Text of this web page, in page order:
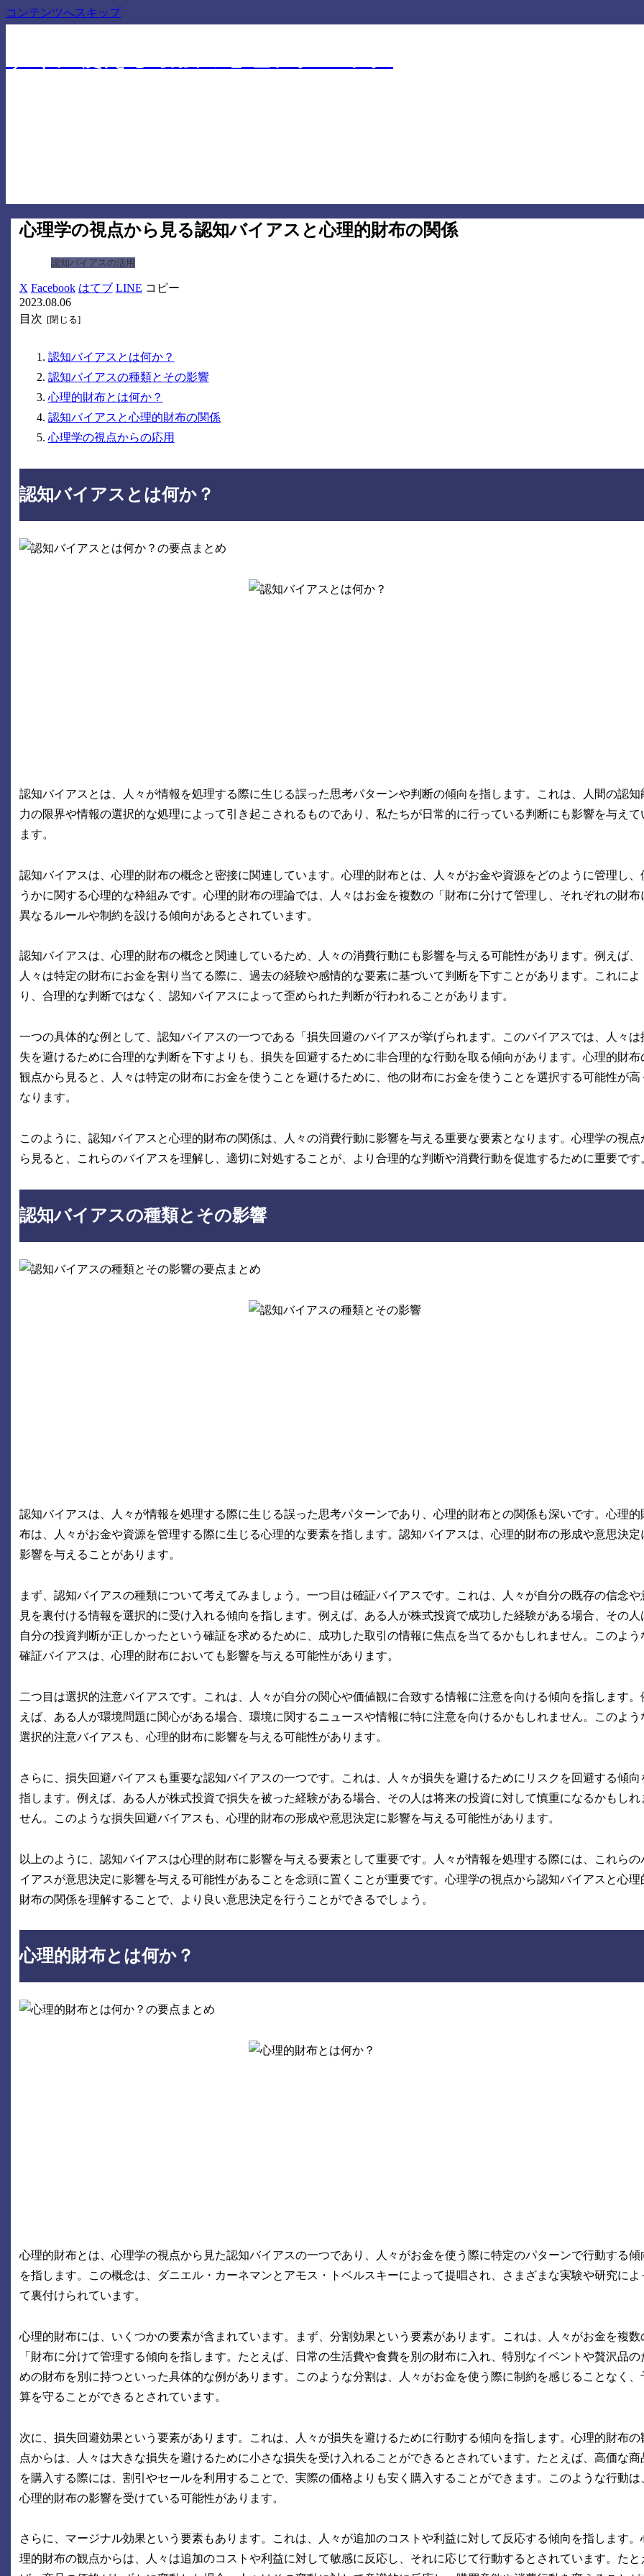
コンテンツへスキップ
心理学の視点から見る認知バイアスと心理的財布の関係
認知バイアスの活用
X Facebook はてブ LINE コピー
2023.08.06
目次
認知バイアスとは何か？
認知バイアスの種類とその影響
心理的財布とは何か？
認知バイアスと心理的財布の関係
心理学の視点からの応用
認知バイアスとは何か？
認知バイアスとは、人々が情報を処理する際に生じる誤った思考パターンや判断の傾向を指します。これは、人間の認知
力の限界や情報の選択的な処理によって引き起こされるものであり、私たちが日常的に行っている判断にも影響を与えて
ます。
認知バイアスは、心理的財布の概念と密接に関連しています。心理的財布とは、人々がお金や資源をどのように管理し、
うかに関する心理的な枠組みです。心理的財布の理論では、人々はお金を複数の「財布に分けて管理し、それぞれの財布
異なるルールや制約を設ける傾向があるとされています。
認知バイアスは、心理的財布の概念と関連しているため、人々の消費行動にも影響を与える可能性があります。例えば、
人々は特定の財布にお金を割り当てる際に、過去の経験や感情的な要素に基づいて判断を下すことがあります。これによ
り、合理的な判断ではなく、認知バイアスによって歪められた判断が行われることがあります。
一つの具体的な例として、認知バイアスの一つである「損失回避のバイアスが挙げられます。このバイアスでは、人々は
失を避けるために合理的な判断を下すよりも、損失を回避するために非合理的な行動を取る傾向があります。心理的財布
観点から見ると、人々は特定の財布にお金を使うことを避けるために、他の財布にお金を使うことを選択する可能性が高
なります。
このように、認知バイアスと心理的財布の関係は、人々の消費行動に影響を与える重要な要素となります。心理学の視点
ら見ると、これらのバイアスを理解し、適切に対処することが、より合理的な判断や消費行動を促進するために重要です
認知バイアスの種類とその影響
認知バイアスは、人々が情報を処理する際に生じる誤った思考パターンであり、心理的財布との関係も深いです。心理的
布は、人々がお金や資源を管理する際に生じる心理的な要素を指します。認知バイアスは、心理的財布の形成や意思決定
影響を与えることがあります。
まず、認知バイアスの種類について考えてみましょう。一つ目は確証バイアスです。これは、人々が自分の既存の信念や
見を裏付ける情報を選択的に受け入れる傾向を指します。例えば、ある人が株式投資で成功した経験がある場合、その人
自分の投資判断が正しかったという確証を求めるために、成功した取引の情報に焦点を当てるかもしれません。このよう
確証バイアスは、心理的財布においても影響を与える可能性があります。
二つ目は選択的注意バイアスです。これは、人々が自分の関心や価値観に合致する情報に注意を向ける傾向を指します。
えば、ある人が環境問題に関心がある場合、環境に関するニュースや情報に特に注意を向けるかもしれません。このよう
選択的注意バイアスも、心理的財布に影響を与える可能性があります。
さらに、損失回避バイアスも重要な認知バイアスの一つです。これは、人々が損失を避けるためにリスクを回避する傾向
指します。例えば、ある人が株式投資で損失を被った経験がある場合、その人は将来の投資に対して慎重になるかもしれ
せん。このような損失回避バイアスも、心理的財布の形成や意思決定に影響を与える可能性があります。
以上のように、認知バイアスは心理的財布に影響を与える要素として重要です。人々が情報を処理する際には、これらの
イアスが意思決定に影響を与える可能性があることを念頭に置くことが重要です。心理学の視点から認知バイアスと心理
財布の関係を理解することで、より良い意思決定を行うことができるでしょう。
心理的財布とは何か？
心理的財布とは、心理学の視点から見た認知バイアスの一つであり、人々がお金を使う際に特定のパターンで行動する傾
を指します。この概念は、ダニエル・カーネマンとアモス・トベルスキーによって提唱され、さまざまな実験や研究によ
て裏付けられています。
心理的財布には、いくつかの要素が含まれています。まず、分割効果という要素があります。これは、人々がお金を複数
「財布に分けて管理する傾向を指します。たとえば、日常の生活費や食費を別の財布に入れ、特別なイベントや贅沢品の
めの財布を別に持つといった具体的な例があります。このような分割は、人々がお金を使う際に制約を感じることなく、
算を守ることができるとされています。
次に、損失回避効果という要素があります。これは、人々が損失を避けるために行動する傾向を指します。心理的財布の
点からは、人々は大きな損失を避けるために小さな損失を受け入れることができるとされています。たとえば、高価な商
を購入する際には、割引やセールを利用することで、実際の価格よりも安く購入することができます。このような行動は
心理的財布の影響を受けている可能性があります。
さらに、マージナル効果という要素もあります。これは、人々が追加のコストや利益に対して反応する傾向を指します。
理的財布の観点からは、人々は追加のコストや利益に対して敏感に反応し、それに応じて行動するとされています。たと